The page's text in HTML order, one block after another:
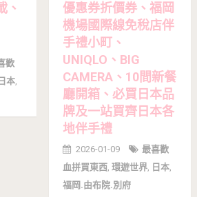
、
歡
日本,
優惠券折價券、福岡
機場國際線免稅店伴
手禮小町、
UNIQLO、BIG
CAMERA、10間新餐
廳開箱、必買日本品
牌及一站買齊日本各
地伴手禮
2026-01-09
最喜歡
血拼買東西, 環遊世界, 日本,
福岡.由布院.別府